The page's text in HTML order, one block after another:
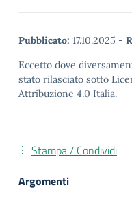
Pubblicato: 17.10.2025 -
Eccetto dove
stato rilasciato sotto
Attribuzione 4.0 Italia.
Stampa / Condividi
Argomenti